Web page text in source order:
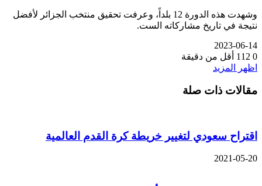
وشهدت هذه الدورة 12 بلداً، وعرفت تحقيق منتخب الجزائر لأفضل
نتيجة في تاريخ مشاركاته الست.
2023-06-14
0
أقل من دقيقة
اظهر المزيد
مقالات ذات صلة
اقتراح سعودي لتغيير خريطة كرة القدم العالمية
2021-05-20